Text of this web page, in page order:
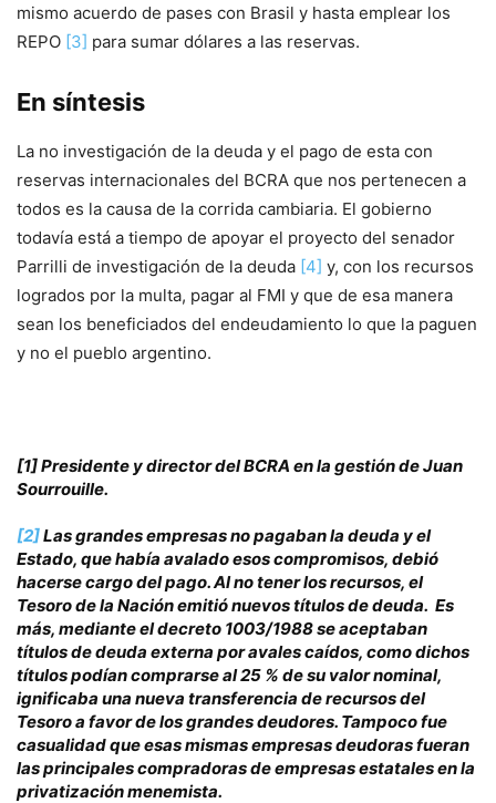
mismo acuerdo de pases con Brasil y hasta emplear los
REPO [3] para sumar dólares a las reservas.
En síntesis
La no investigación de la deuda y el pago de esta con
reservas internacionales del BCRA que nos pertenecen a
todos es la causa de la corrida cambiaria. El gobierno
todavía está a tiempo de apoyar el proyecto del senador
Parrilli de investigación de la deuda [4] y, con los recursos
logrados por la multa, pagar al FMI y que de esa manera
sean los beneficiados del endeudamiento lo que la paguen
y no el pueblo argentino.
[1]Presidente y director del BCRA en la gestión de Juan
Sourrouille.
[2]Las grandes empresas no pagaban la deuda y el
Estado, que había avalado esos compromisos, debió
hacerse cargo del pago. Al no tener los recursos, el
Tesoro de la Nación emitió nuevos títulos de deuda. Es
más, mediante el decreto 1003/1988 se aceptaban
títulos de deuda externa por avales caídos, como dichos
títulos podían comprarse al 25 % de su valor nominal,
ignificaba una nueva transferencia de recursos del
Tesoro a favor de los grandes deudores. Tampoco fue
casualidad que esas mismas empresas deudoras fueran
las principales compradoras de empresas estatales en la
privatización menemista.